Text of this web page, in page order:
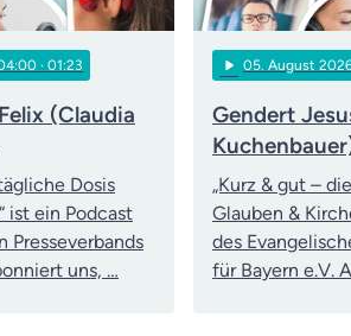
· 01:23
(Claudia
Dosis
ist ein Podcast
Presseverbands
uns, …
play_arrow 05 . August
Gendert
„Kurz & gut –
Glauben &
des
für Bayern e.V.